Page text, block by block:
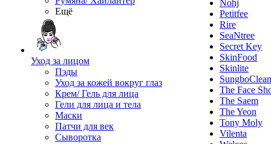
Ещё
Уход за лицом
Пэды
Уход за кожей вокруг глаз
Крем/ Гель для лица
Гели для лица и тела
Маски
Патчи для век
Сыворотка
Nohj
Petitfee
Rire
SeaNtree
Secret Key
SkinFood
Skinlite
The Face
The Saem
The Yeon
Tony Moly
Vilenta